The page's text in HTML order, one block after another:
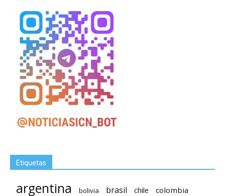
Etiquetas
argentina bolivia brasil chile colombia